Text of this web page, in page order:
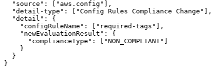
  "source": ["aws.config"],
  "detail-type": ["Config Rules Compliance Change"],
  "detail": {
    "configRuleName": ["required-tags"],
    "newEvaluationResult": {
      "complianceType": ["NON_COMPLIANT"]
    }
  }
}